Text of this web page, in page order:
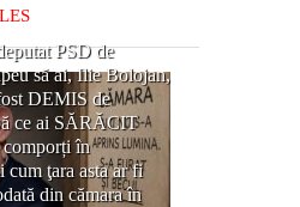
PSD de
să ai, Ilie Bolojan,
DEMIS de
ce ai SĂRĂCIT
comporți în
cum ţara asta ar fi
din cămara în